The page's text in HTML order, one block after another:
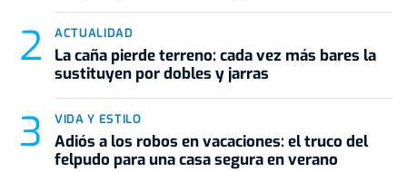
ACTUALIDAD
La caña pierde terreno: cada vez más bares la
sustituyen por dobles y jarras
VIDA Y ESTILO
Adiós a los robos en vacaciones: el truco del
felpudo para una casa segura en verano